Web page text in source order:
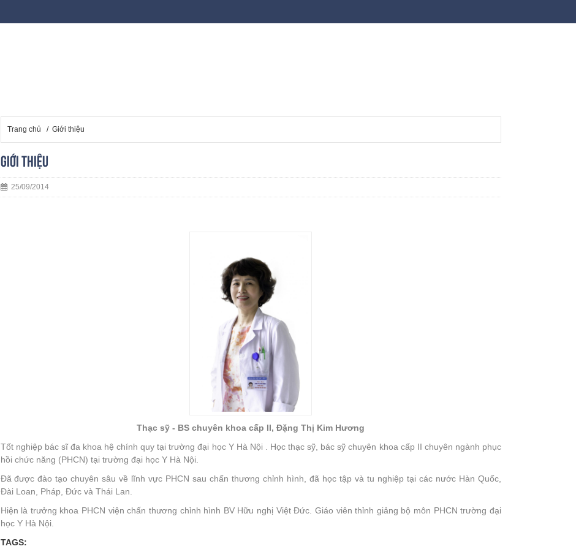
Trang chủ / Giới thiệu
Giới thiệu
25/09/2014
Thạc sỹ - BS chuyên khoa cấp II, Đặng Thị Kim Hương
Tốt nghiệp bác sĩ đa khoa hệ chính quy tại trường đại học Y Hà Nội . Học thạc sỹ, bác sỹ chuyên khoa cấp II chuyên ngành phục
hồi chức năng (PHCN) tại trường đại học Y Hà Nội.
Đã được đào tạo chuyên sâu về lĩnh vực PHCN sau chấn thương chỉnh hình, đã học tập và tu nghiệp tại các nước Hàn Quốc,
Đài Loan, Pháp, Đức và Thái Lan.
Hiện là trưởng khoa PHCN viện chấn thương chỉnh hình BV Hữu nghị Việt Đức. Giáo viên thỉnh giảng bộ môn PHCN trường đại
học Y Hà Nội.
TAGS: